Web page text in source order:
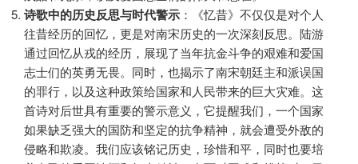
诗歌中的历史反思与时代警示 ：《忆昔》不仅仅是对个人
往昔经历的回忆，更是对南宋历史的一次深刻反思。陆游
通过回忆从戎的经历，展现了当年抗金斗争的艰难和爱国
志士们的英勇无畏。同时，也揭示了南宋朝廷主和派误国
的罪行，以及这种政策给国家和人民带来的巨大灾难。这
首诗对后世具有重要的警示意义，它提醒我们，一个国家
如果缺乏强大的国防和坚定的抗争精神，就会遭受外敌的
侵略和欺凌。我们应该铭记历史，珍惜和平，同时也要培